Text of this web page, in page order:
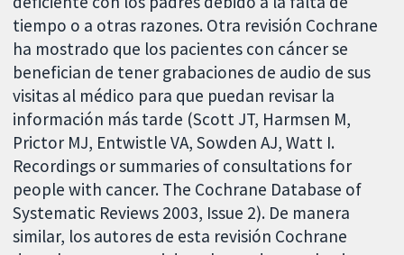
tiempo o a otras razones. Otra revisión Cochrane
ha mostrado que los pacientes con cáncer se
benefician de tener grabaciones de audio de sus
visitas al médico para que puedan revisar la
información más tarde (Scott JT, Harmsen M,
Prictor MJ, Entwistle VA, Sowden AJ, Watt I.
Recordings or summaries of consultations for
people with cancer. The Cochrane Database of
Systematic Reviews 2003, Issue 2). De manera
similar, los autores de esta revisión Cochrane